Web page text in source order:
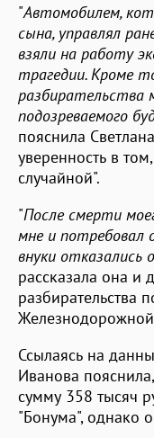
"Автомобилем,
сына, управлял
взяли на работу
трагедии. Кроме
разбирательства
подозреваемого
пояснила
уверенность в
случайной".
"После смерти
мне и потребовал
внуки отказались
рассказала она и
разбирательства
Ссылаясь на
Иванова
сумму 358 тысяч
"Бонума", однако